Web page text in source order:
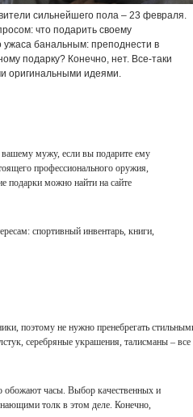
сильнейшего пола – 23 февраля.
что подарить своему
банальным: преподнести в
подарку? Конечно, нет. Все-таки
оригинальными идеями.
вашему мужу, если вы подарите ему
профессионального оружия,
подарки можно найти на сайте
спортивный инвентарь, книги,
поэтому не нужно пренебрегать
серебряные украшения, талисманы – все
обожают часы. Выбор качественных и
толк в этом деле. Конечно,